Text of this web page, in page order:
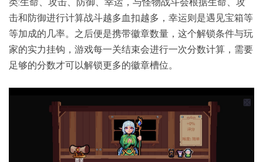
击和防御进行计算战斗越多血扣越多，幸运则是遇见宝箱等
等加成的几率。之后便是携带徽章数量，这个解锁条件与玩
家的实力挂钩，游戏每一关结束会进行一次分数计算，需要
足够的分数才可以解锁更多的徽章槽位。